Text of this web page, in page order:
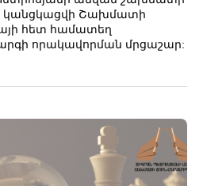
կանցկացվի Շախմատի
հետ համատեղ
որակավորման մրցաշար: